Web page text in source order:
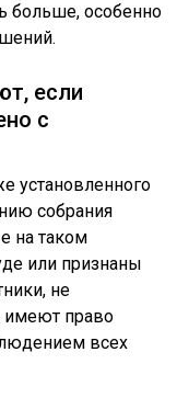
больше, особенно
если
с
установленного
собрания
на таком
или признаны
не
право
всех